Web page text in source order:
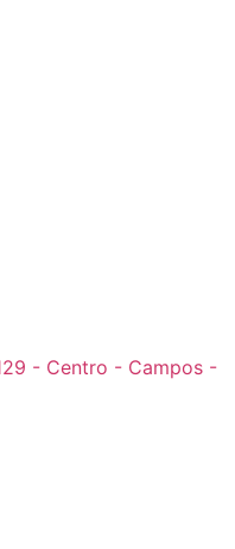
- Centro - Campos -